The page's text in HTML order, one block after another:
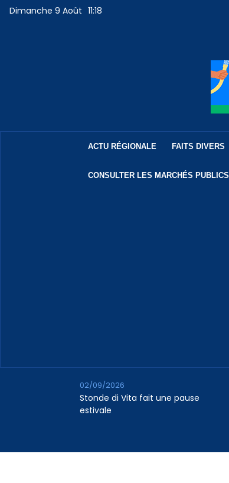
Dimanche 9 Août 11:18
ACTU RÉGIONALE FAITS DIVERS
CONSULTER LES MARCHÉS PUBLICS
Stonde di Vita fait une pause
estivale
02/09/2026